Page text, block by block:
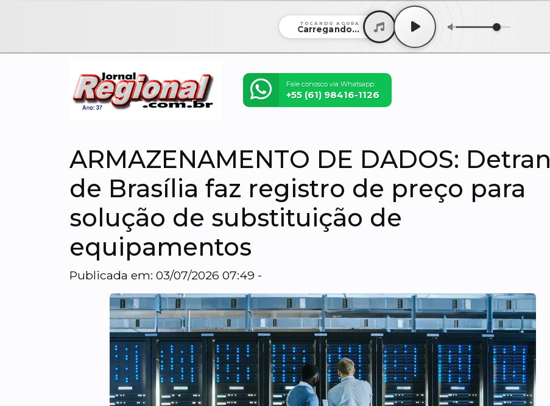
TOCANDO AGORA
Carregando...
Fale conosco via Whatsapp:
+55 (61) 98416-1126
ARMAZENAMENTO DE DADOS: Detran
de Brasília faz registro de preço para
solução de substituição de
equipamentos
Publicada em: 03/07/2026 07:49 -